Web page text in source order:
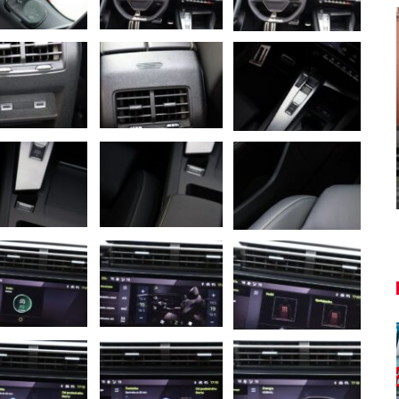
AUTO TESTY
TEST: Lexus UX sa pomaly lúči,
oplatí sa kúpiť ešte…
Peter varga aug 7, 2026